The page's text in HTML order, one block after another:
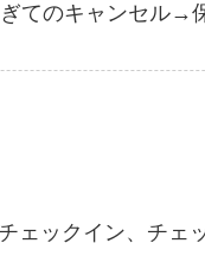
てのキャンセル→
ェックイン、チェ